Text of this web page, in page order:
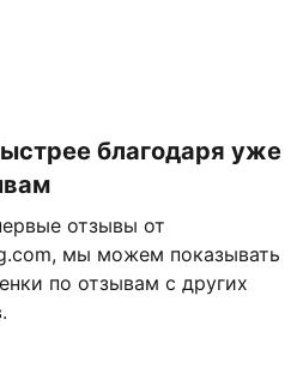
благодаря уже
отзывы от
мы можем показывать
по отзывам с других